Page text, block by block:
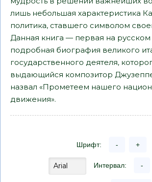
лишь небольшая характеристика
политика, ставшего символом
Данная книга — первая на русском
подробная биография великого
государственного деятеля,
выдающийся композитор
назвал «Прометеем нашего
движения».
Шрифт: - +
Интервал: -